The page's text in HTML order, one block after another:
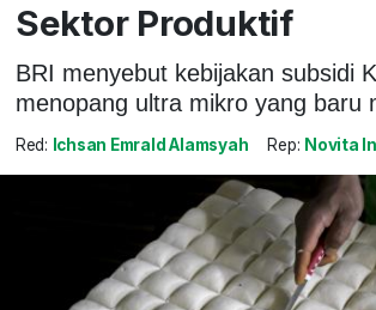
Sektor Produktif
BRI menyebut kebijakan subsidi
menopang ultra mikro yang baru
Red: Ichsan Emrald Alamsyah Rep: Novita